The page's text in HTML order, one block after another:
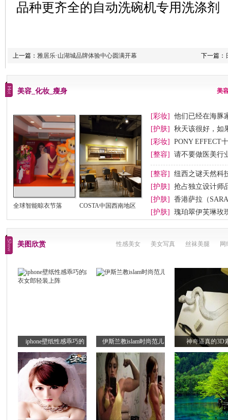
品种更齐全的自动洗碗机专用洗涤剂
上一篇： 雅居乐·山湖城品牌体验中心圆满开幕 下一篇：
美容_化妆_瘦身 美
全球智能晾衣节落 COSTA中国西南地区
[彩妆]
他们已经在海豚
[护肤]
秋天该很好，如
[彩妆]
PONY EFFECT
节妆
[整容] 请不要做医美行
[整容]
纽西之谜天然科
[护肤]
抢占独立设计师
[护肤]
香港萨拉（
[护肤]
瑰珀翠伊芙琳玫
美图欣赏 性感美女 美女写真 丝袜美腿 网
iphone壁纸性感乖巧的 伊斯兰教islam时尚范儿 神奇逼真的3D